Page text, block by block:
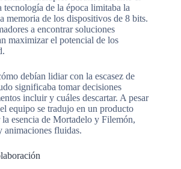
tecnología de la época limitaba la
memoria de los dispositivos de 8 bits.
a encontrar soluciones
maximizar el potencial de los
debían lidiar con la escasez de
significaba tomar decisiones
incluir y cuáles descartar. A pesar
equipo se tradujo en un producto
esencia de Mortadelo y Filemón,
animaciones fluidas.